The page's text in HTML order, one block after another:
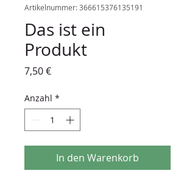
Artikelnummer: 366615376135191
Das ist ein
Produkt
7,50 €Preis
Anzahl *
In den Warenkorb